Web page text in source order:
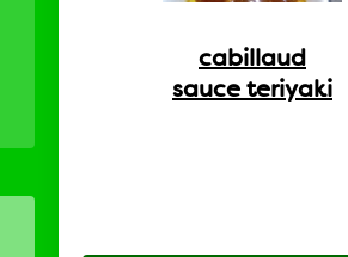
cabillaud
sauce teriyaki